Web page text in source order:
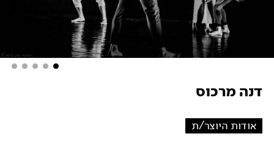
דנה מרכוס
אודות היוצר/ת